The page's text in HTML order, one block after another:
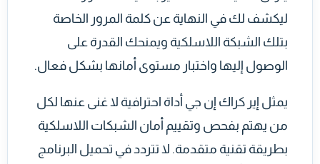
ليكشف لك في النهاية عن كلمة المرور الخاصة
بتلك الشبكة اللاسلكية ويمنحك القدرة على
الوصول إليها واختبار مستوى أمانها بشكل فعال.
يمثل إير كراك إن جي أداة احترافية لا غنى عنها لكل
من يهتم بفحص وتقييم أمان الشبكات اللاسلكية
بطريقة تقنية متقدمة. لا تتردد في تحميل البرنامج